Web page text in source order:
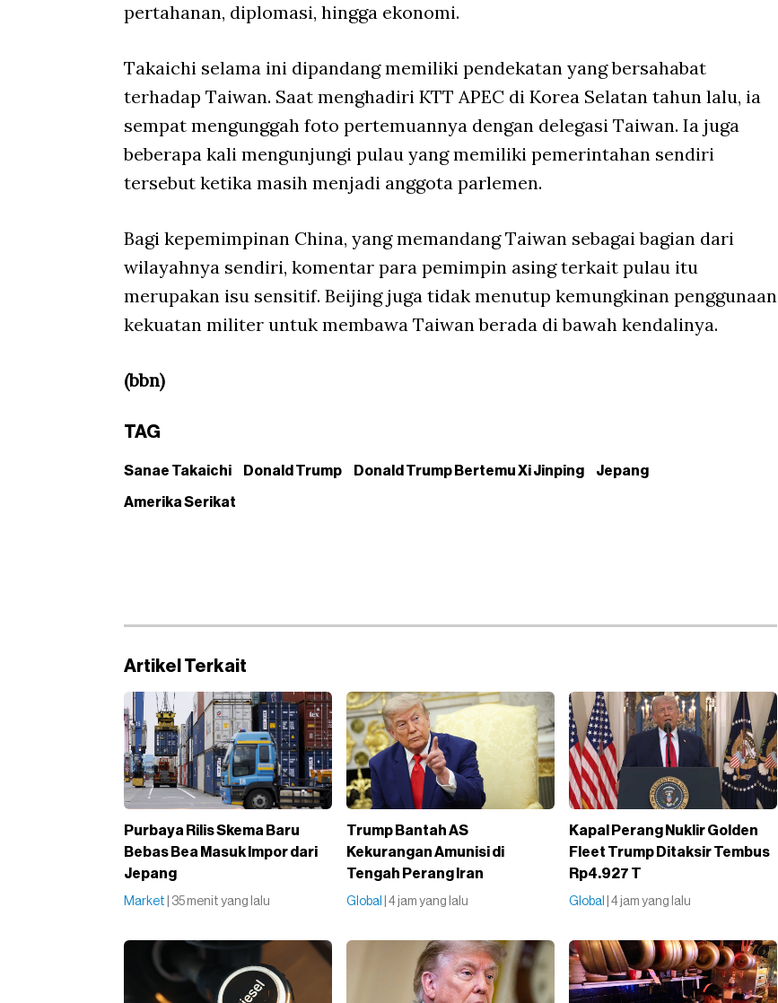
pertahanan, diplomasi, hingga ekonomi.
Takaichi selama ini dipandang memiliki pendekatan yang bersahabat
terhadap Taiwan. Saat menghadiri KTT APEC di Korea Selatan tahun lalu, ia
sempat mengunggah foto pertemuannya dengan delegasi Taiwan. Ia juga
beberapa kali mengunjungi pulau yang memiliki pemerintahan sendiri
tersebut ketika masih menjadi anggota parlemen.
Bagi kepemimpinan China, yang memandang Taiwan sebagai bagian dari
wilayahnya sendiri, komentar para pemimpin asing terkait pulau itu
merupakan isu sensitif. Beijing juga tidak menutup kemungkinan penggunaan
kekuatan militer untuk membawa Taiwan berada di bawah kendalinya.
(bbn)
TAG
Sanae Takaichi Donald Trump Donald Trump Bertemu Xi Jinping Jepang
Amerika Serikat
Artikel Terkait
Purbaya Rilis Skema Baru
Bebas Bea Masuk Impor dari
Jepang
Market | 35 menit yang lalu
Trump Bantah AS
Kekurangan Amunisi di
Tengah Perang Iran
Global | 4 jam yang lalu
Kapal Perang Nuklir Golden
Fleet Trump Ditaksir Tembus
Rp4.927 T
Global | 4 jam yang lalu